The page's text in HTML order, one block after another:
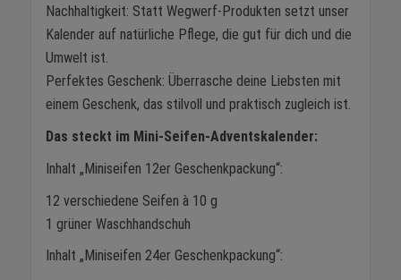
Nachhaltigkeit: Statt Wegwerf-Produkten setzt unser
Kalender auf natürliche Pflege, die gut für dich und die
Umwelt ist.
Perfektes Geschenk: Überrasche deine Liebsten mit
einem Geschenk, das stilvoll und praktisch zugleich ist.
Das steckt im Mini-Seifen-Adventskalender:
Inhalt „Miniseifen 12er Geschenkpackung“:
12 verschiedene Seifen à 10 g
1 grüner Waschhandschuh
Inhalt „Miniseifen 24er Geschenkpackung“: